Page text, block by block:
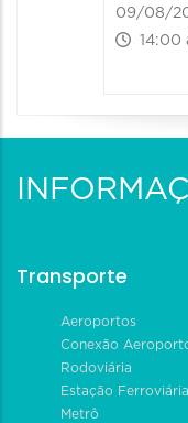
09/08/
14:00
Transporte
Aeroportos
Conexão
Rodoviária
Estação Ferroviária
Metrô